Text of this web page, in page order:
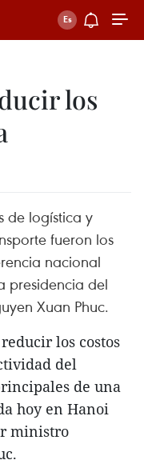
los
de logística y
fueron los
nacional
presidencia del
Xuan Phuc.
los costos
del
de una
hoy en Hanoi
ministro